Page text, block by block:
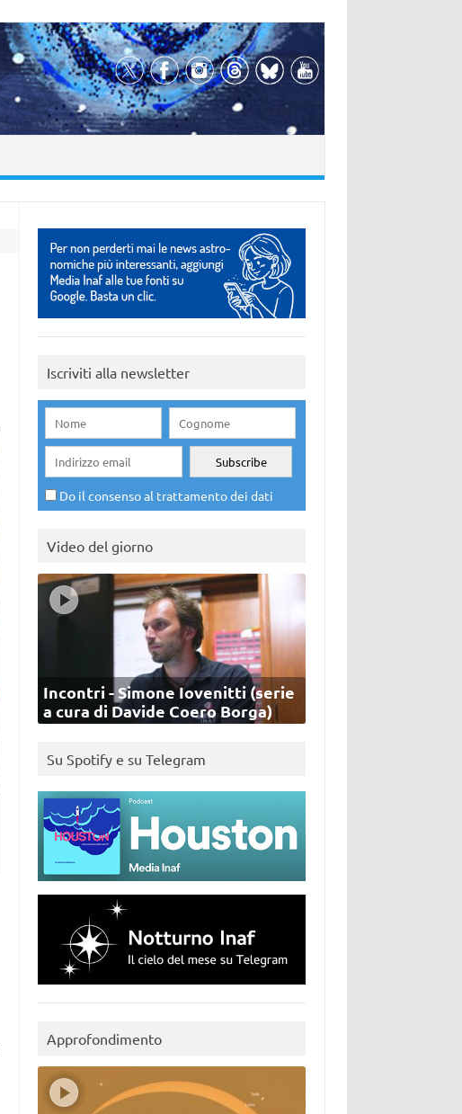
Iscriviti alla newsletter
Do il consenso al trattamento dei dati
Video del giorno
Incontri - Simone Iovenitti (serie
a cura di Davide Coero Borga)
Su Spotify e su Telegram
Approfondimento